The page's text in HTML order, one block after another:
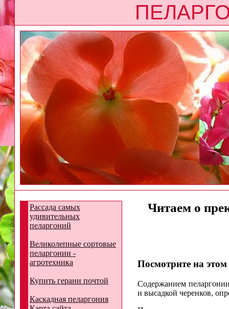
Рассада самых
удивительных
пеларгоний
Великолепные сортовые
пеларгонии -
агротехника
Купить герани почтой
Каскадная пеларгония
Читаем о
Посмотрите на
Содержанием
и высадкой черенков,